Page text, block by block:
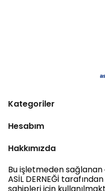
Kategoriler
Hesabım
Hakkımızda
Bu işletmeden
ASİL DERNEĞİ